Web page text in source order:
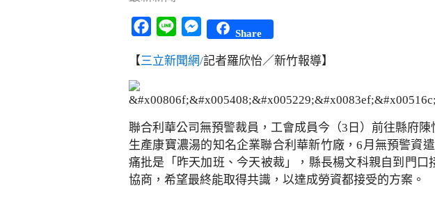
Facebook
Line Messenger
Share
【三立新聞網/記者羅欣怡／新竹報導】
聯合利華公司無預警裁員，工會成員今（3日）前往縣府陳
生產康寶濃湯的知名企業聯合利華新竹廠，6月無預警資
痛批是「昨天加班、今天被裁」，縣長楊文科親自到門
協商，希望最終能取得共識，以達成勞資都接受的方案。